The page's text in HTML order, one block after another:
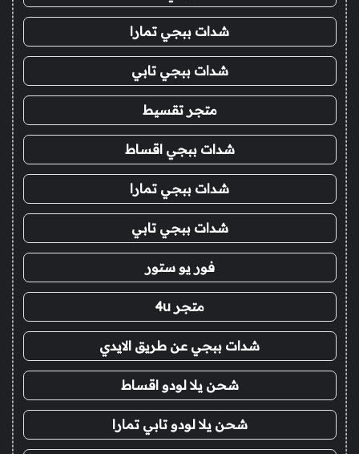
شدات ببجي تمارا
شدات ببجي تابي
متجر تقسيط
شدات ببجي اقساط
شدات ببجي تمارا
شدات ببجي تابي
فور يو ستور
متجر 4u
شدات ببجي عن طريق الايدي
شحن يلا لودو اقساط
شحن يلا لودو تابي تمارا